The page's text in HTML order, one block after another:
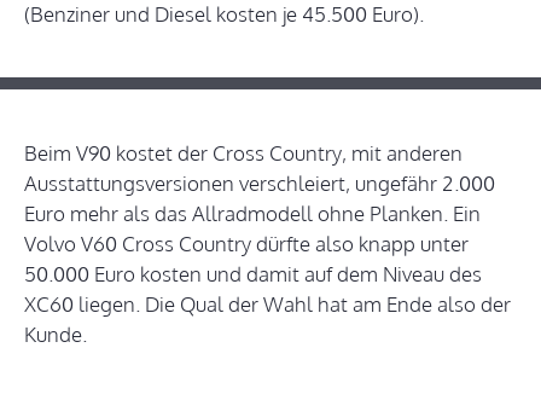
(Benziner und Diesel kosten je 45.500 Euro).
Beim V90 kostet der Cross Country, mit anderen
Ausstattungsversionen verschleiert, ungefähr 2.000
Euro mehr als das Allradmodell ohne Planken. Ein
Volvo V60 Cross Country dürfte also knapp unter
50.000 Euro kosten und damit auf dem Niveau des
XC60 liegen. Die Qual der Wahl hat am Ende also der
Kunde.